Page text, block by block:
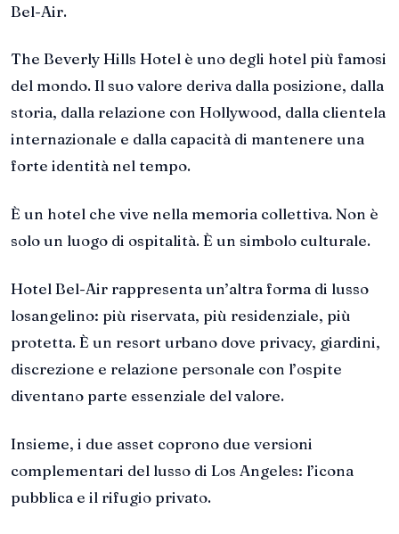
Bel-Air.
The Beverly Hills Hotel è uno degli hotel più famosi
del mondo. Il suo valore deriva dalla posizione, dalla
storia, dalla relazione con Hollywood, dalla clientela
internazionale e dalla capacità di mantenere una
forte identità nel tempo.
È un hotel che vive nella memoria collettiva. Non è
solo un luogo di ospitalità. È un simbolo culturale.
Hotel Bel-Air rappresenta un’altra forma di lusso
losangelino: più riservata, più residenziale, più
protetta. È un resort urbano dove privacy, giardini,
discrezione e relazione personale con l’ospite
diventano parte essenziale del valore.
Insieme, i due asset coprono due versioni
complementari del lusso di Los Angeles: l’icona
pubblica e il rifugio privato.